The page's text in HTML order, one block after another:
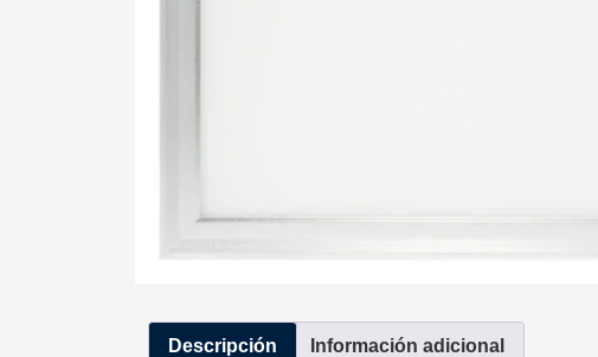
Descripción Información adicional